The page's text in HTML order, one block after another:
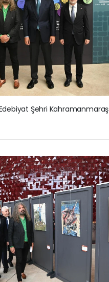
Şehri Kahramanmaraş